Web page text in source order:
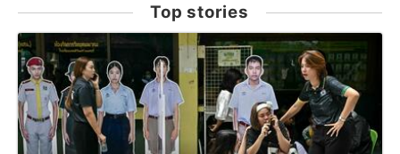
Top stories